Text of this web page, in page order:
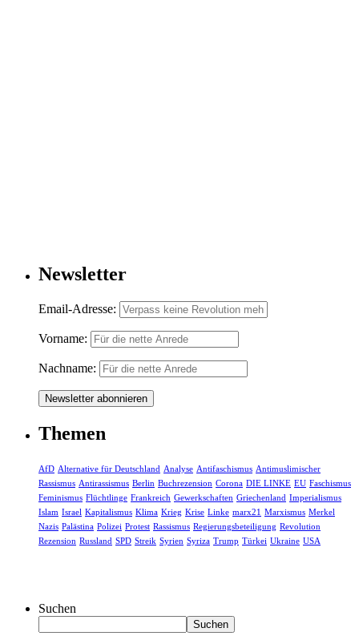
Newsletter
Email-Adresse:
Vorname:
Nachname:
Themen
AfD Alternative für Deutschland Analyse Antifaschismus Antimuslimischer
Rassismus Antirassismus Berlin Buchrezension Corona DIE LINKE EU Faschismus
Feminismus Flüchtlinge Frankreich Gewerkschaften Griechenland Imperialismus
Islam Israel Kapitalismus Klima Krieg Krise Linke marx21 Marxismus Merkel
Nazis Palästina Polizei Protest Rassismus Regierungsbeteiligung Revolution
Rezension Russland SPD Streik Syrien Syriza Trump Türkei Ukraine USA
Suchen
Suchen